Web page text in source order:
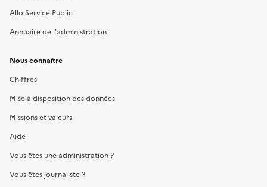
Allo Service Public
Annuaire de l'administration
Nous connaître
Chiffres
Mise à disposition des données
Missions et valeurs
Aide
Vous êtes une administration ?
Vous êtes journaliste ?